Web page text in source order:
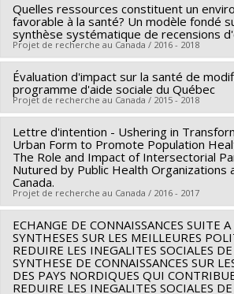
Grant programs:
Lead researcher : Lise Gauvin
Co-researchers : Louise Potvin,Marie-
Kestens,Marie-Hélène Mayrand,
Nazeem MUHAJARINE
Funding sources:IRSC/Instituts de
Canada
Grant programs:PVXXXXXX-(PJT)
Quelles ressources constituent un
favorable à la santé? Un modèle fondé
synthèse systématique de recensions
Projet de recherche au Canada / 2016 - 2018
Lead researcher : Louise Potvin
Co-researchers : Lise Gauvin,Marie-
Angèle Bilodeau
Funding sources:IRSC/Instituts de
Canada
Grant programs:PVX90256-Subvention
connaissances
Évaluation d'impact sur la santé de
programme d'aide sociale du Québec
Projet de recherche au Canada / 2015 - 2018
Lead researcher : Marie-France Raynault
Co-researchers : Marie-Pierre Sylvestre
Funding sources:IRSC/Instituts de
Canada
Grant programs:PVXXXXXX-(GIR)
interventionnelle en santé des
Lettre d'intention - Ushering in
Urban Form to Promote Population
The Role and Impact of Intersectorial
Nutured by Public Health Organizations
Canada.
Projet de recherche au Canada / 2016 - 2017
Lead researcher : Lise Gauvin
Co-researchers : Louise Potvin,Marie-
Angèle Bilodeau,Yan Kestens,Patrick
Stanton-Jean,Marie-Soleil Cloutier ,
ECHANGE DE CONNAISSANCES SUITE
SYNTHESES SUR LES MEILLEURES
REDUIRE LES INEGALITES SOCIALES
SYNTHESE DE CONNAISSANCES SUR
DES PAYS NORDIQUES QUI
REDUIRE LES INEGALITES SOCIALES